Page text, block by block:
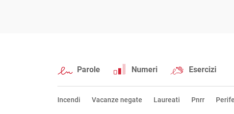
Parole Numeri Esercizi
Incendi Vacanze negate Laureati Pnrr